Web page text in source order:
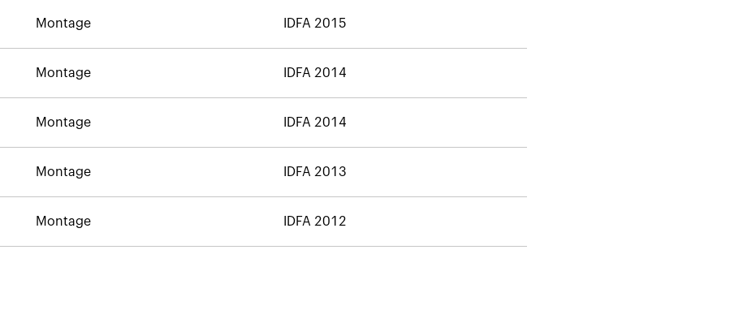
Montage IDFA 2015
Montage IDFA 2014
Montage IDFA 2014
Montage IDFA 2013
Montage IDFA 2012